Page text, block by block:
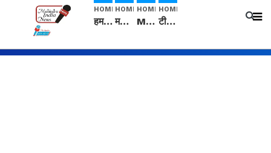
HOME
हम सनातनी..." सांसद kangana Ranaut से क्या बोली लड़की? Viral Jantar-Mantar | CJP protest
HOME
मनीषा हत्याकांड: हत्या, आत्महत्या या कोई बड़ा राज? | Full Story | Josh Haryana
HOME
Mangalsutra: हिंदू धर्म में शादी के बाद मंगलसूत्र क्यों पहनती है महिलाएं, किसने शुरु की ये परंपरा
HOME
टीम बीकेई ने एग्रीकल्चर ग्रेड की यूरिया खाद गट्टों में बदलकर टेक्निकल ग्रेड में बेचने वालों पर करवाई कार्रवाई: लखविंदर सिंह औलख